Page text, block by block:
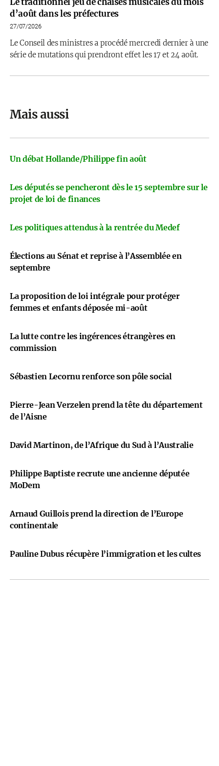
d’août dans les préfectures
27/07/2026
Le Conseil des ministres a procédé mercredi dernier à une
série de mutations qui prendront effet les 17 et 24 août.
Mais aussi
Un débat Hollande/Philippe fin août
Les députés se pencheront dès le 15 septembre sur le
projet de loi de finances
Les politiques attendus à la rentrée du Medef
Élections au Sénat et reprise à l’Assemblée en
septembre
La proposition de loi intégrale pour protéger
femmes et enfants déposée mi-août
La lutte contre les ingérences étrangères en
commission
Sébastien Lecornu renforce son pôle social
Pierre-Jean Verzelen prend la tête du département
de l’Aisne
David Martinon, de l’Afrique du Sud à l’Australie
Philippe Baptiste recrute une ancienne députée
MoDem
Arnaud Guillois prend la direction de l’Europe
continentale
Pauline Dubus récupère l’immigration et les cultes